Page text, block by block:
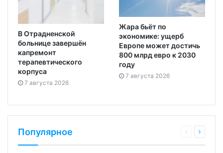
В Отрадненской
больнице завершён
капремонт
терапевтического
корпуса
7 августа 2026
Жара бьёт по
экономике: ущерб
Европе может достичь
800 млрд евро к 2030
году
7 августа 2026
Популярное